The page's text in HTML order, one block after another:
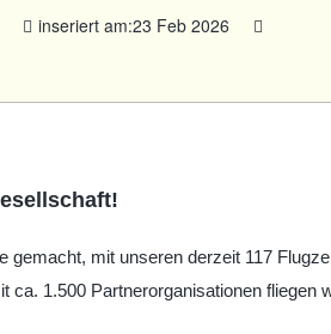
inseriert am:23 Feb 2026
gemacht, mit unseren derzeit 117
1.500 Partnerorganisationen fliegen